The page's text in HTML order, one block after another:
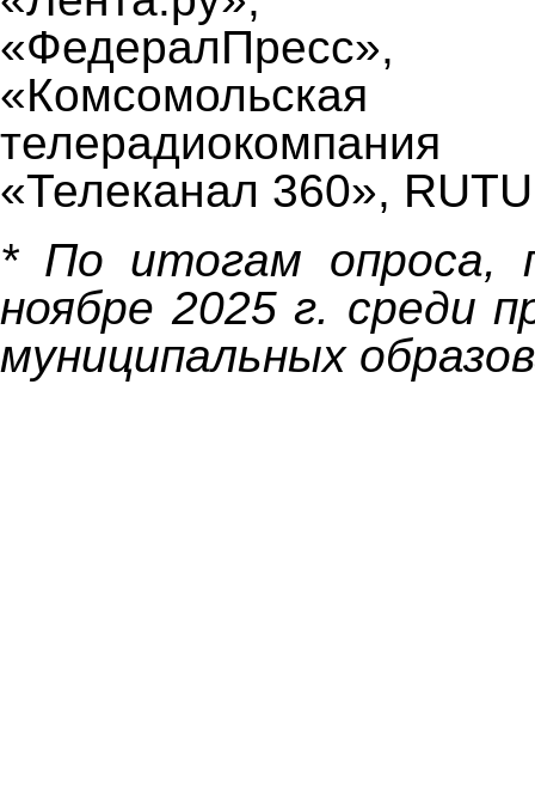
«ФедералПресс»,
«Телеканал 360»,
* По итогам опроса,
ноябре 2025 г. среди
муниципальных